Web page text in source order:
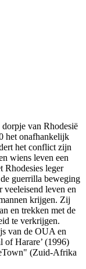
van Rhodesië
het onafhankelijk
het conflict zijn
wiens leven een
Rhodesies leger
guerrilla beweging
leven en
krijgen. Zij
en trekken met de
te verkrijgen.
van de OUA en
of Harare’ (1996)
(Zuid-Afrika